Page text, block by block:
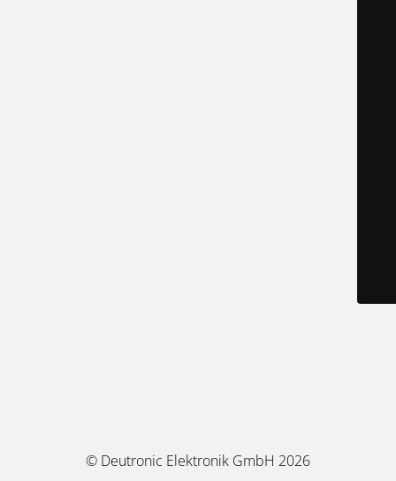
© Deutronic Elektronik GmbH 2026